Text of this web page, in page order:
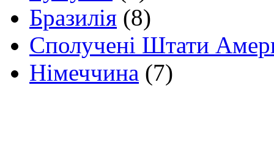
Бразилія (8)
Сполучені Штати
Німеччина (7)